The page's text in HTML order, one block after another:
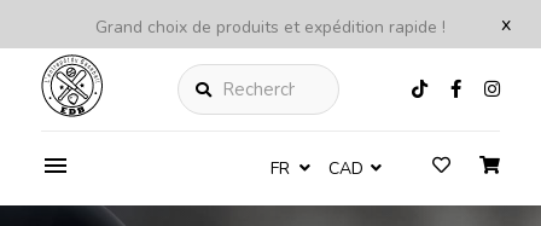
x
Grand choix de produits et expédition rapide !
Rechercher
FR CAD